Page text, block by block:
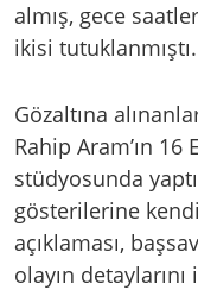
almış, gece
ikisi tutuklanmıştı.
Gözaltına
Rahip Aram’ın 16
stüdyosunda
gösterilerine kendi
açıklaması,
olayın